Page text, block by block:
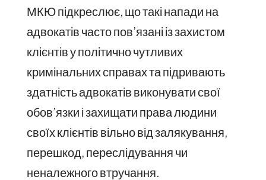
МКЮ підкреслює, що такі напади на
адвокатів часто пов’язані із захистом
клієнтів у політично чутливих
кримінальних справах та підривають
здатність адвокатів виконувати свої
обов’язки і захищати права людини
своїх клієнтів вільно від залякування,
перешкод, переслідування чи
неналежного втручання.